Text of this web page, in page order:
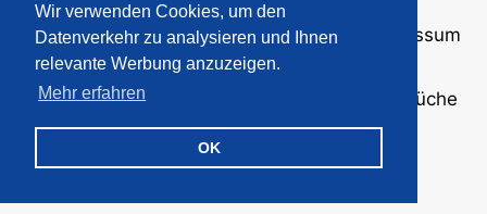
Wir verwenden Cookies, um den
Datenverkehr zu analysieren und Ihnen
relevante Werbung anzuzeigen.
Mehr erfahren
OK
Über uns·Kontakt·Datenschutz Impressum
© 2008-2026
· Bilder und Sprüche
für WhatsApp und Profile